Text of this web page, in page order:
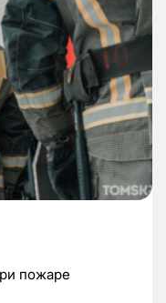
пожаре